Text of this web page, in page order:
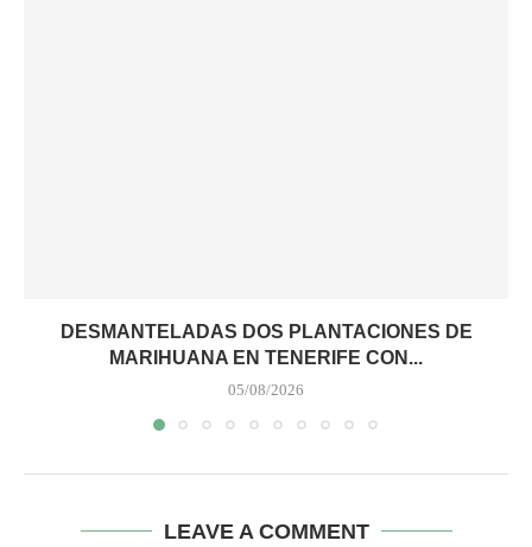
DESMANTELADAS DOS PLANTACIONES DE
MARIHUANA EN TENERIFE CON...
05/08/2026
LEAVE A COMMENT